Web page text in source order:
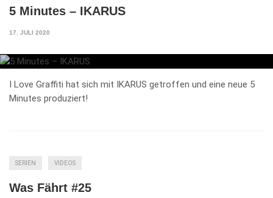
5 Minutes – IKARUS
17. JULI 2020
I Love Graffiti hat sich mit IKARUS getroffen und eine neue 5
Minutes produziert!
SERIEN VIDEOS
Was Fährt #25